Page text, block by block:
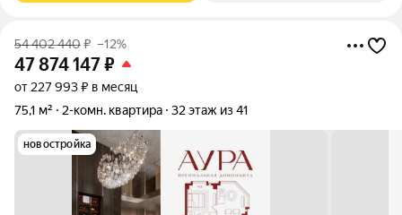
54 402 440₽ –12%
47 874 147₽
от 227 993 ₽ в месяц
75,1 м²
2-комн. квартира 32 этаж из 41
новостройка